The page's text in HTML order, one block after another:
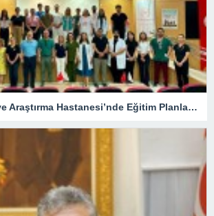
Kırklareli Eğitim ve Araştırma Hastanesi’nde Eğitim Planlaması Masaya Yatırıldı